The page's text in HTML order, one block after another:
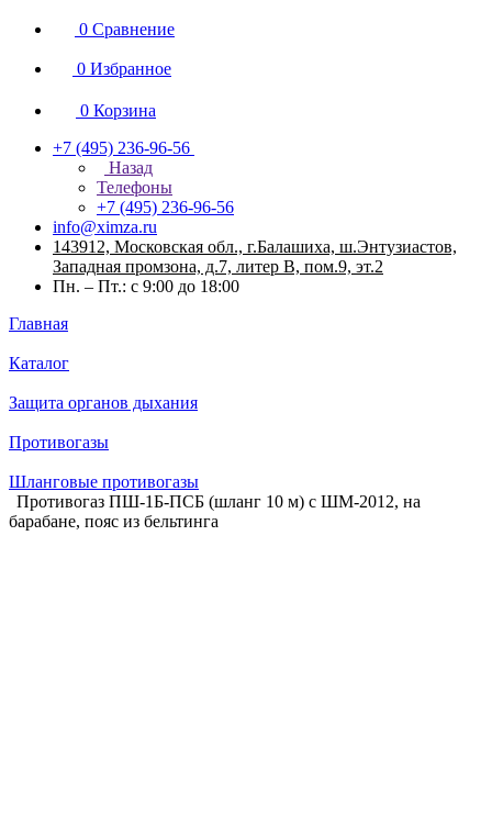
0 Сравнение
0 Избранное
0 Корзина
+7 (495) 236-96-56
Назад
Телефоны
+7 (495) 236-96-56
info@ximza.ru
143912, Московская обл., г.Балашиха, ш.Энтузиастов,
Западная промзона, д.7, литер В, пом.9, эт.2
Пн. – Пт.: с 9:00 до 18:00
Главная
Каталог
Защита органов дыхания
Противогазы
Шланговые противогазы
Противогаз ПШ-1Б-ПСБ (шланг 10 м) с ШМ-2012, на
барабане, пояс из бельтинга